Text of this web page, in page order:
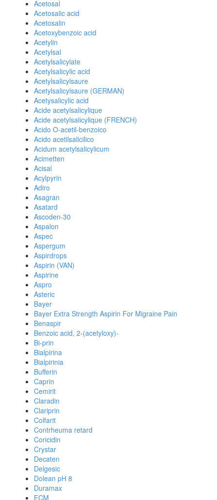
Acetosal
Acetosalic acid
Acetosalin
Acetoxybenzoic acid
Acetylin
Acetylsal
Acetylsalicylate
Acetylsalicylic acid
Acetylsalicylsaure
Acetylsalicylsaure (GERMAN)
Acetysalicylic acid
Acide acetylsalicylique
Acide acetylsalicylique (FRENCH)
Acido O-acetil-benzoico
Acido acetilsalicilico
Acidum acetylsalicylicum
Acimetten
Acisal
Acylpyrin
Adiro
Asagran
Asatard
Ascoden-30
Aspalon
Aspec
Aspergum
Aspirdrops
Aspirin (VAN)
Aspirine
Aspro
Asteric
Bayer
Bayer Extra Strength Aspirin For Migraine Pain
Benaspir
Benzoic acid, 2-(acetyloxy)-
Bi-prin
Bialpirina
Bialpirinia
Bufferin
Caprin
Cemirit
Claradin
Clariprin
Colfarit
Contrheuma retard
Coricidin
Crystar
Decaten
Delgesic
Dolean pH 8
Duramax
ECM